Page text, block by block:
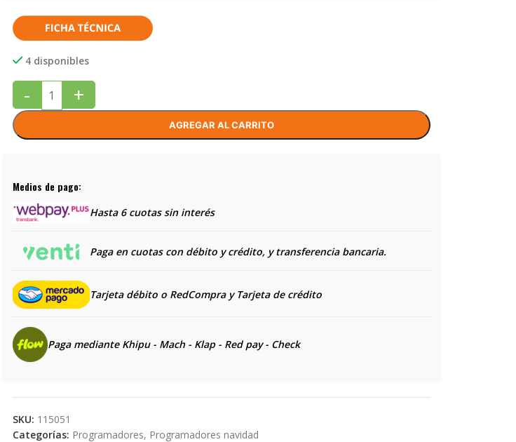
4 disponibles
- +
AGREGAR AL CARRITO
Medios de pago:
Hasta 6 cuotas sin interés
Paga en cuotas con débito y crédito, y transferencia bancaria.
Tarjeta débito o RedCompra y Tarjeta de crédito
Paga mediante Khipu - Mach - Klap - Red pay - Check
SKU: 115051
Categorías: Programadores, Programadores navidad